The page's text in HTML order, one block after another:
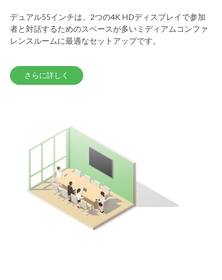
デュアル55インチは、2つの4K HDディスプレイで参加
者と対話するためのスペースが多いミディアムコンファ
レンスルームに最適なセットアップです。
さらに詳しく